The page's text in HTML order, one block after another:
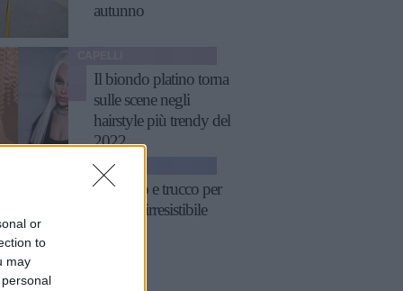
or
to
may
autunno
Il biondo platino torna
sulle scene negli
hairstyle più trendy del
2022
GOSSIP
Profumo e trucco per
apparire irresistibile